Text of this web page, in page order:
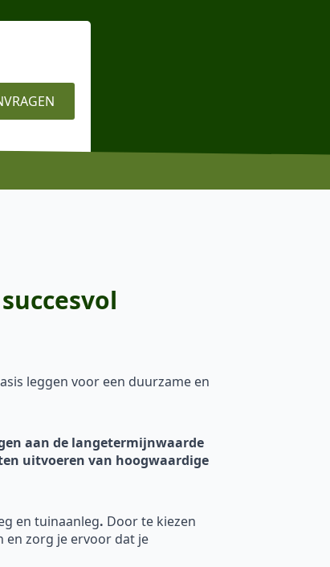
leggen voor een duurzame en
aan de langetermijnwaarde
uitvoeren van hoogwaardige
en tuinaanleg. Door te kiezen
en zorg je ervoor dat je